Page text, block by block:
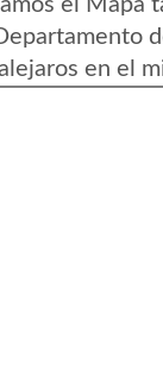
el Mapa
en el